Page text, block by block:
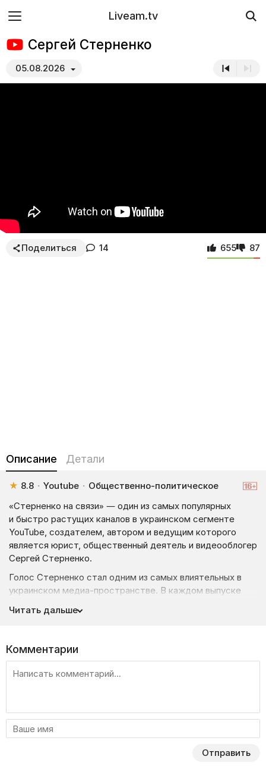
Liveam.tv
Сергей Стерненко
05.08.2026
Поделиться 14 655 87
Описание Детали
★ 8.8 · Youtube · Общественно-политическое
«Стерненко на связи» — один из самых популярных
и быстро растущих каналов в украинском сегменте
YouTube, создателем, автором и ведущим которого
является юрист, общественный деятель и видеооблогер
Сергей Стерненко.
Голос Стерненко стал одним из самых влиятельных в
украинском медиа-пространстве. В каждом выпуске
приветствия «Вітаю вас, друзі!», он делится
общественные и политические события в Украине и
ведет активную борьбу против российской пропаганды
не только словом.
украинцев, которые лояльно относятся к оккупантам и
даже заигрывают с ними. Также Стерненко и его канал
являются лауреатами премии «Паляница Awards 2020» в
номинации «Человек года в украинском YouTube» от
Читать дальше
Комментарии
Отправить